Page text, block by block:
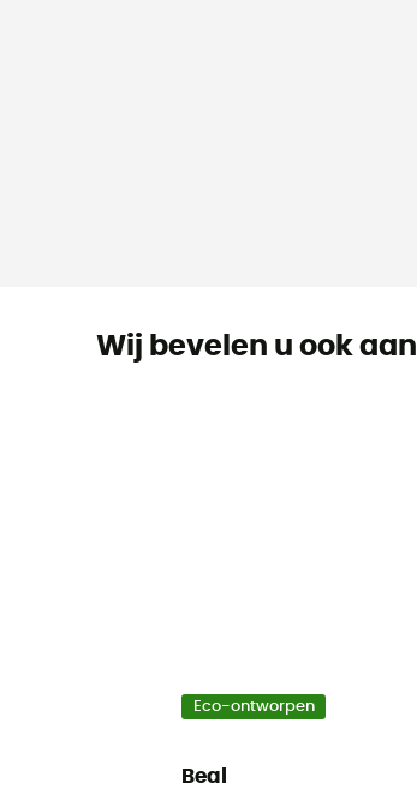
Wij bevelen u ook aan
Eco-ontworpen
Beal